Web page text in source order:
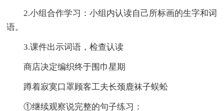
2.小组合作学习：小组内认读自己所标画的生字和词
语。
3.课件出示词语，检查认读
商店决定编织终于围巾星期
蹲着寂寞口罩顾客工夫长颈鹿袜子蜈蚣
①继续观察说完整的句子练习：